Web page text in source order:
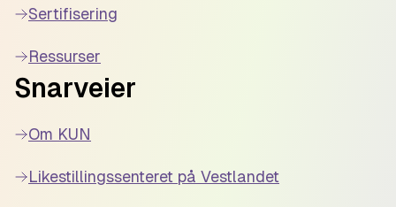
Sertifisering
Ressurser
Snarveier
Om KUN
Likestillingssenteret på Vestlandet